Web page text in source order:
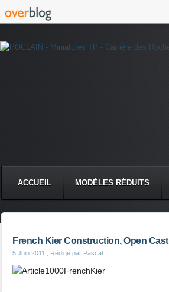
ACCUEIL MODÈLES RÉDUITS
French Kier Construction, Open Cast
5 Juin 2011 , Rédigé par Pascal